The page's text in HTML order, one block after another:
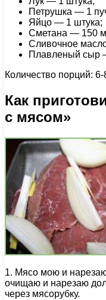
Петрушка — 1
Яйцо — 1 штука;
Сметана — 150
Сливочное
Плавленый сыр
Количество порций: 6-
Как
с мясом»
1. Мясо мою и
очищаю и нарезаю
через мясорубку.